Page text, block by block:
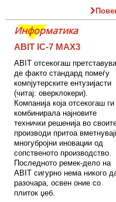
Информатика
ABIT IC-7 MAX3
ABIT отсекогаш
де факто стандард помеѓу
компјутерските ентузијасти
(читај: оверклокери).
Компанија која отсекогаш ги
комбинирала најновите
технички решенија во
производи притоа
многубројни иновации од
сопственото производство.
Последното ремек-дело на
ABIT сигурно нема никого
разочара, освен оние со
плиток џеб.